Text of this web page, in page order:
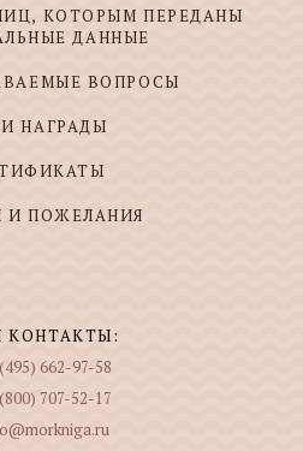
КОТОРЫМ ПЕРЕДАНЫ
ДАННЫЕ
ВОПРОСЫ
НАГРАДЫ
И ПОЖЕЛАНИЯ
КОНТАКТЫ:
662-97-58
707-52-17